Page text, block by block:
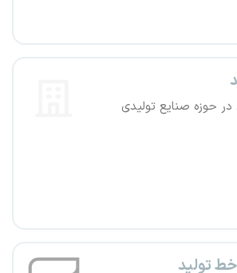
حوزه صنایع تولیدی
تولید